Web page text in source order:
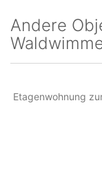
Andere
Etagenwohnung